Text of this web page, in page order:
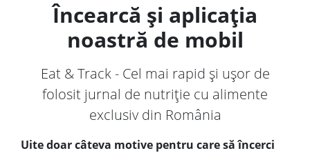
Încearcă și aplicația
noastră de mobil
Eat & Track - Cel mai rapid și ușor de
folosit jurnal de nutriție cu alimente
exclusiv din România
Uite doar câteva motive pentru care să încerci